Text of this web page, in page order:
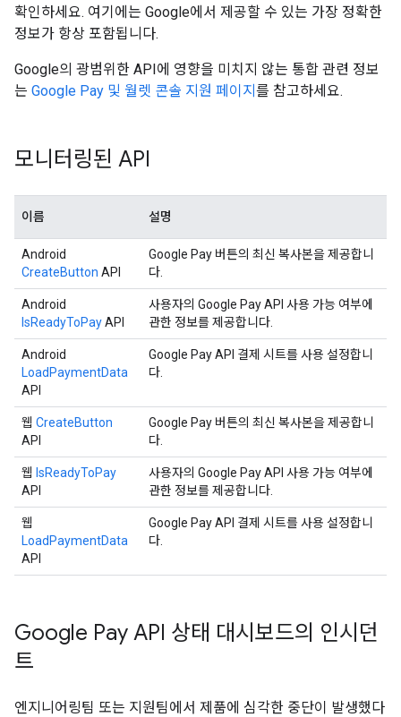
확인하세요. 여기에는 Google에서 제공할 수 있는 가장 정확한
정보가 항상 포함됩니다.
Google의 광범위한 API에 영향을 미치지 않는 통합 관련 정보
는 Google Pay 및 월렛 콘솔 지원 페이지 를 참고하세요.
모니터링된 API
이름 설명
Android
CreateButton API
Google Pay 버튼의 최신 복사본을 제공합니
다.
Android
IsReadyToPayAPI
사용자의 Google Pay API 사용 가능 여부에
관한 정보를 제공합니다.
Android
LoadPaymentData
API
Google Pay API 결제 시트를 사용 설정합니
다.
웹 CreateButton
API
Google Pay 버튼의 최신 복사본을 제공합니
다.
웹 IsReadyToPay
API
사용자의 Google Pay API 사용 가능 여부에
관한 정보를 제공합니다.
웹
LoadPaymentData
API
Google Pay API 결제 시트를 사용 설정합니
다.
Google Pay API 상태 대시보드의 인시던
트
엔지니어링팀 또는 지원팀에서 제품에 심각한 중단이 발생했다